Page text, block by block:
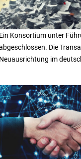
Ein Konsortium unter
Die
Neuausrichtung im